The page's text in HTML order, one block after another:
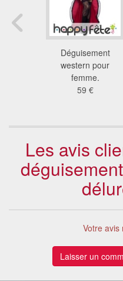
Déguisement
western pour
femme.
59 €
Les avis
Votre avis
Laisser un